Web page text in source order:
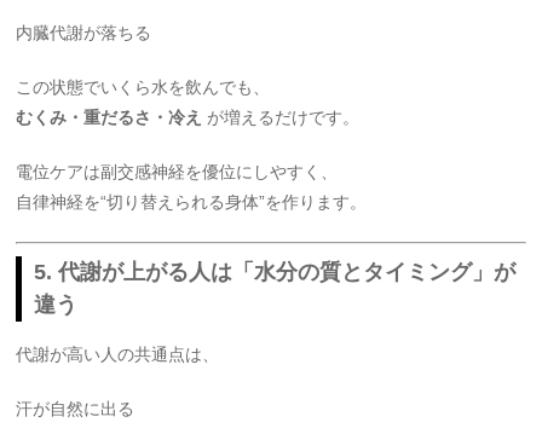
内臓代謝が落ちる
この状態でいくら水を飲んでも、
むくみ・重だるさ・冷え が増えるだけです。
電位ケアは副交感神経を優位にしやすく、
自律神経を“切り替えられる身体”を作ります。
5. 代謝が上がる人は「水分の質とタイミング」が
違う
代謝が高い人の共通点は、
汗が自然に出る